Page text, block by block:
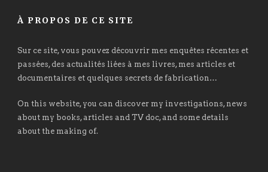
À PROPOS DE CE SITE
Sur ce site, vous pouvez découvrir mes enquêtes récentes et
passées, des actualités liées à mes livres, mes articles et
documentaires et quelques secrets de fabrication…
On this website, you can discover my investigations, news
about my books, articles and TV doc, and some details
about the making of.